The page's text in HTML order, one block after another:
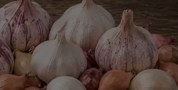
*
Marke Flortis
Flortis
4351025-FL
8009985004593